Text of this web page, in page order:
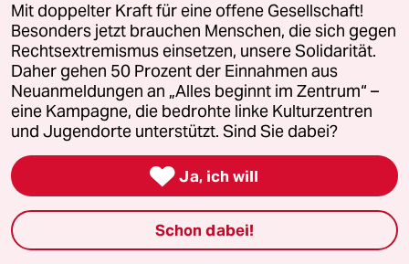
taz zahl ich
recherchefonds ausland
panterstiftung
panterpreis 2026
Podcast
Mit doppelter Kraft für eine offene Gesellschaft!
Besonders jetzt brauchen Menschen, die sich gegen
Rechtsextremismus einsetzen, unsere Solidarität.
Daher gehen 50 Prozent der Einnahmen aus
Neuanmeldungen an „Alles beginnt im Zentrum“ –
eine Kampagne, die bedrohte linke Kulturzentren
und Jugendorte unterstützt. Sind Sie dabei?
 Ja, ich will
Schon dabei!